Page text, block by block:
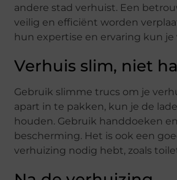
andere stad verhuist. Een
veilig en efficiënt worden
hun expertise en ervaring kun
Verhuis slim, niet
Gebruik slimme trucs om je
apart in te pakken, kun je de
houden. Gebruik handdoeken
bescherming. Het is ook een
verhuizing nodig hebt, zoals